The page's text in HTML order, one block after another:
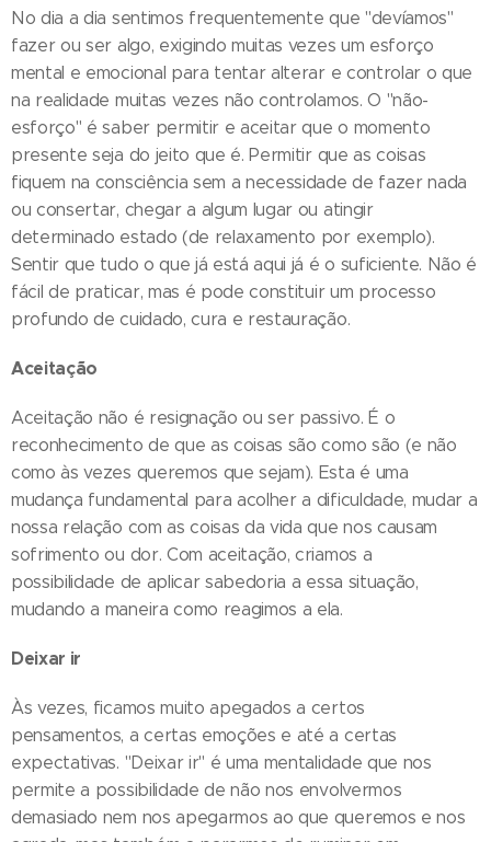
No dia a dia sentimos frequentemente que "devíamos"
fazer ou ser algo, exigindo muitas vezes um esforço
mental e emocional para tentar alterar e controlar o que
na realidade muitas vezes não controlamos. O "não-
esforço" é saber permitir e aceitar que o momento
presente seja do jeito que é. Permitir que as coisas
fiquem na consciência sem a necessidade de fazer nada
ou consertar, chegar a algum lugar ou atingir
determinado estado (de relaxamento por exemplo).
Sentir que tudo o que já está aqui já é o suficiente. Não é
fácil de praticar, mas é pode constituir um processo
profundo de cuidado, cura e restauração.
Aceitação
Aceitação não é resignação ou ser passivo. É o
reconhecimento de que as coisas são como são (e não
como às vezes queremos que sejam). Esta é uma
mudança fundamental para acolher a dificuldade, mudar a
nossa relação com as coisas da vida que nos causam
sofrimento ou dor. Com aceitação, criamos a
possibilidade de aplicar sabedoria a essa situação,
mudando a maneira como reagimos a ela.
Deixar ir
Às vezes, ficamos muito apegados a certos
pensamentos, a certas emoções e até a certas
expectativas. "Deixar ir" é uma mentalidade que nos
permite a possibilidade de não nos envolvermos
demasiado nem nos apegarmos ao que queremos e nos